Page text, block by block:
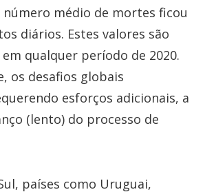
número médio de mortes ficou
diários. Estes valores são
qualquer período de 2020.
os desafios globais
esforços adicionais, a
(lento) do processo de
países como Uruguai,